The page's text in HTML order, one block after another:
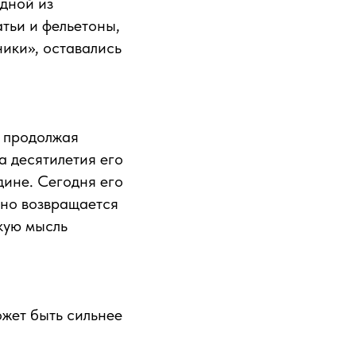
и фельетоны,
оставались
его
Сегодня его
возвращается
мысль
быть сильнее